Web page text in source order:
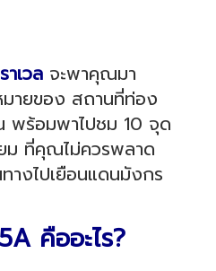
าเวล จะพาคุณมา
ายของ สถานที่ท่อง
พร้อมพาไปชม 10 จุด
ม ที่คุณไม่ควรพลาด
างไปเยือนแดนมังกร
คืออะไร?